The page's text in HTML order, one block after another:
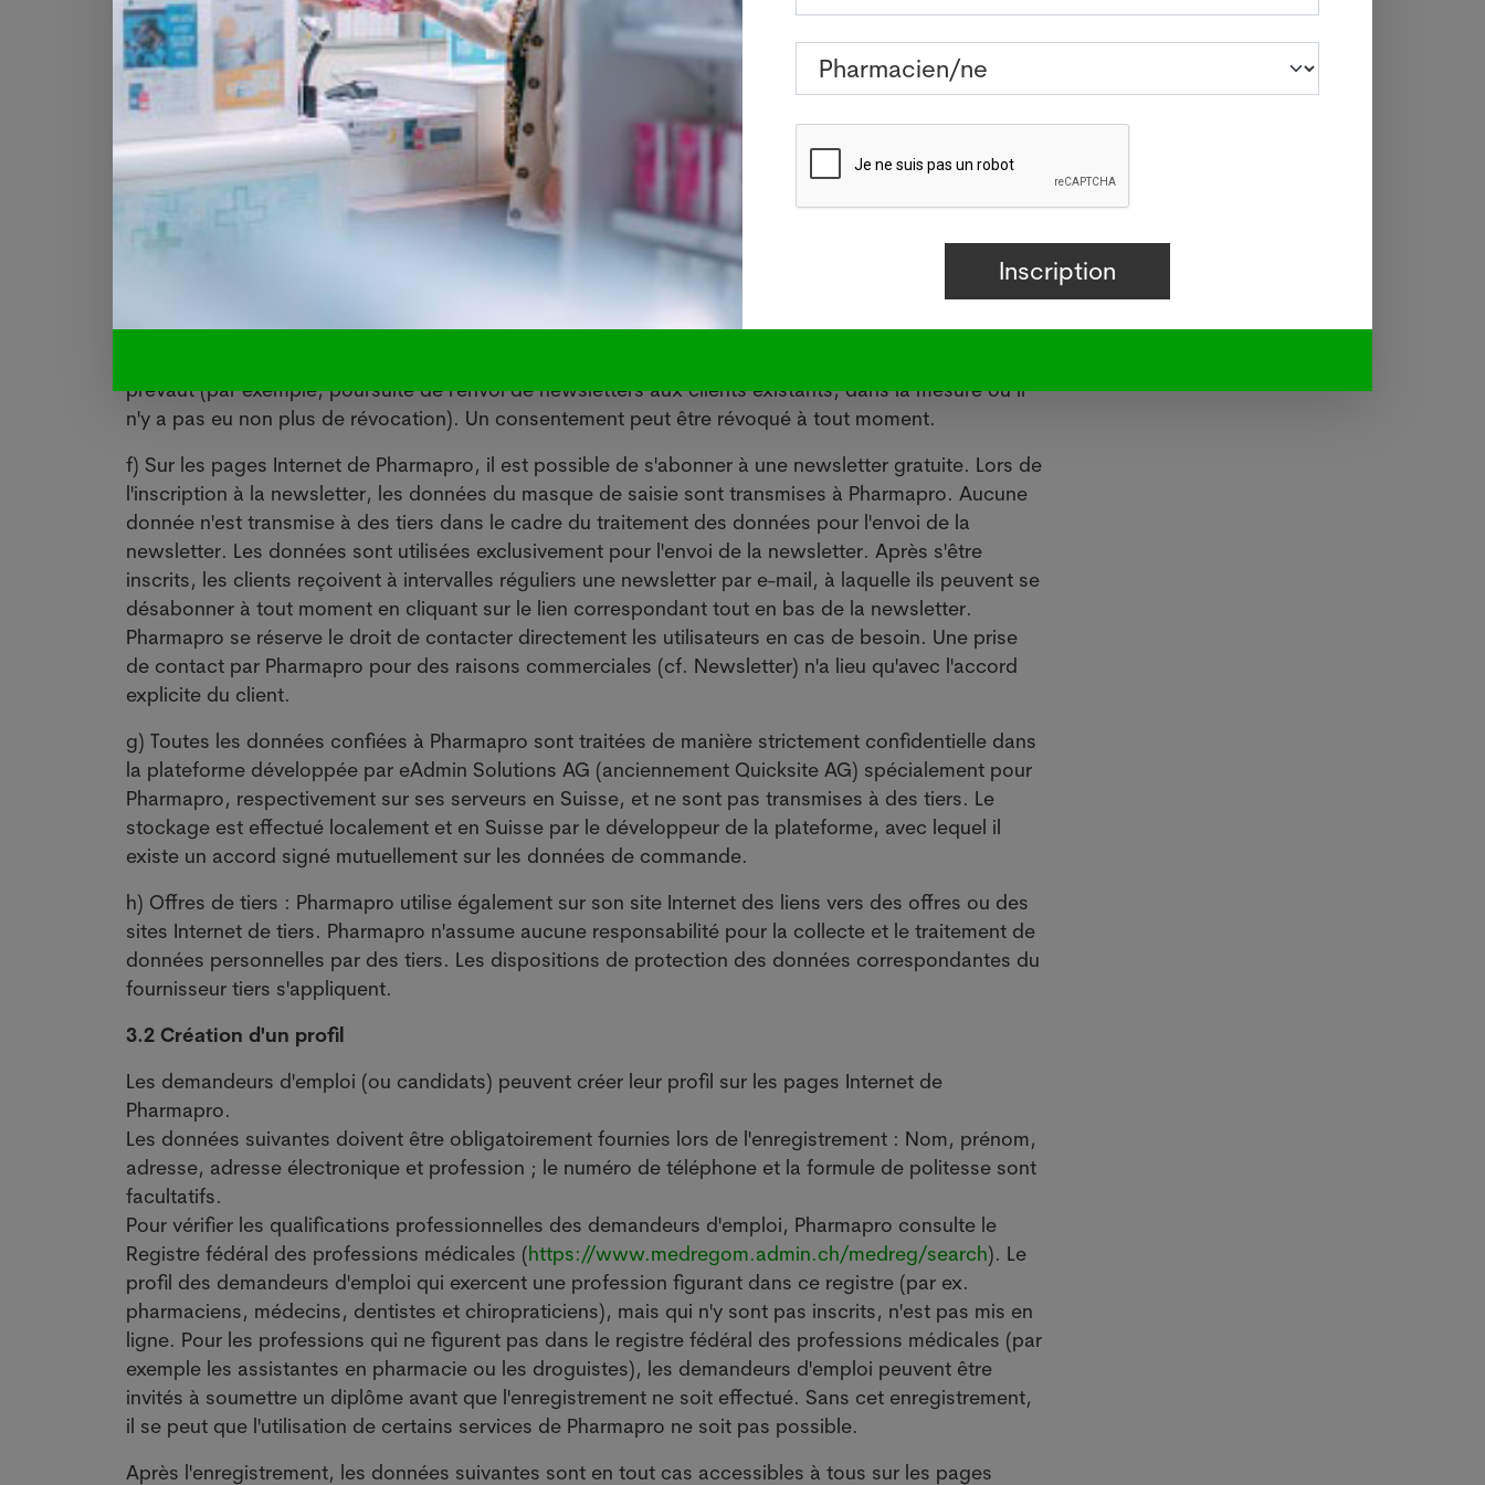
- pour fournir les meilleurs services possibles et sur mesure à votre égard et pour développer notre
offre de services et de produits
- pour promouvoir et commercialiser nos services et produits (dans la mesure où vous ne vous êtes
pas opposé à l'utilisation de vos données à cet effet)
- pour faire valoir des droits légaux ou défendre notre position en général
- pour assurer notre fonctionnement général (par ex. informatique, sites web, applications)
- pour préserver d'autres aspects de sécurité
- pour évaluer les candidatures et les profils
- pour communiquer avec des tiers et traiter leurs demandes (par ex. candidatures)
e) Nous ne traitons vos données personnelles que dans la mesure où nous avons reçu une
commande de votre part. Nous ne traitons les données qui dépassent ce cadre que dans la mesure
prévaut (par exemple, poursuite de l'envoi de newsletters aux clients existants, dans la mesure où il
n'y a pas eu non plus de révocation). Un consentement peut être révoqué à tout moment.
f) Sur les pages Internet de Pharmapro, il est possible de s'abonner à une newsletter gratuite. Lors de
l'inscription à la newsletter, les données du masque de saisie sont transmises à Pharmapro. Aucune
donnée n'est transmise à des tiers dans le cadre du traitement des données pour l'envoi de la
newsletter. Les données sont utilisées exclusivement pour l'envoi de la newsletter. Après s'être
inscrits, les clients reçoivent à intervalles réguliers une newsletter par e-mail, à laquelle ils peuvent se
désabonner à tout moment en cliquant sur le lien correspondant tout en bas de la newsletter.
Pharmapro se réserve le droit de contacter directement les utilisateurs en cas de besoin. Une prise
de contact par Pharmapro pour des raisons commerciales (cf. Newsletter) n'a lieu qu'avec l'accord
explicite du client.
g) Toutes les données confiées à Pharmapro sont traitées de manière strictement confidentielle dans
la plateforme développée par eAdmin Solutions AG (anciennement Quicksite AG) spécialement pour
Pharmapro, respectivement sur ses serveurs en Suisse, et ne sont pas transmises à des tiers. Le
stockage est effectué localement et en Suisse par le développeur de la plateforme, avec lequel il
existe un accord signé mutuellement sur les données de commande.
h) Offres de tiers : Pharmapro utilise également sur son site Internet des liens vers des offres ou des
sites Internet de tiers. Pharmapro n'assume aucune responsabilité pour la collecte et le traitement de
données personnelles par des tiers. Les dispositions de protection des données correspondantes du
fournisseur tiers s'appliquent.
3.2 Création d'un profil
Les demandeurs d'emploi (ou candidats) peuvent créer leur profil sur les pages Internet de
Pharmapro.
Les données suivantes doivent être obligatoirement fournies lors de l'enregistrement : Nom, prénom,
adresse, adresse électronique et profession ; le numéro de téléphone et la formule de politesse sont
facultatifs.
Pour vérifier les qualifications professionnelles des demandeurs d'emploi, Pharmapro consulte le
Registre fédéral des professions médicales (https://www.medregom.admin.ch/medreg/search). Le
profil des demandeurs d'emploi qui exercent une profession figurant dans ce registre (par ex.
pharmaciens, médecins, dentistes et chiropraticiens), mais qui n'y sont pas inscrits, n'est pas mis en
ligne. Pour les professions qui ne figurent pas dans le registre fédéral des professions médicales (par
exemple les assistantes en pharmacie ou les droguistes), les demandeurs d'emploi peuvent être
invités à soumettre un diplôme avant que l'enregistrement ne soit effectué. Sans cet enregistrement,
il se peut que l'utilisation de certains services de Pharmapro ne soit pas possible.
Après l'enregistrement, les données suivantes sont en tout cas accessibles à tous sur les pages